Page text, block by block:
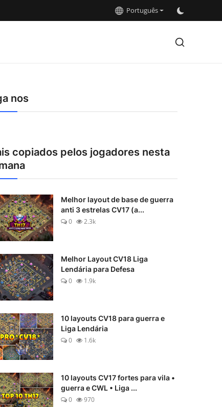
Português
nos
copiados pelos jogadores nesta
Melhor layout de base de guerra
anti 3 estrelas CV17 (a...
0
2.3k
Melhor Layout CV18 Liga
Lendária para Defesa
0
1.9k
10 layouts CV18 para guerra e
Liga Lendária
0
1.6k
10 layouts CV17 fortes para vila •
guerra e CWL • Liga ...
0
970